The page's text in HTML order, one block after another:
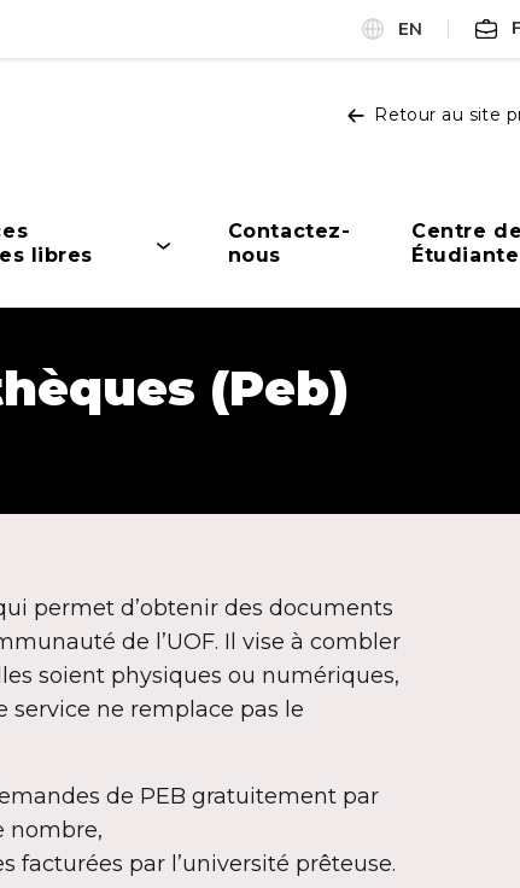
EN
Retour au site
libres
Contactez-
nous
Centre
Étudiante
(Peb)
permet d’obtenir des documents
de l’UOF. Il vise à combler
soient physiques ou numériques,
service ne remplace pas le
de PEB gratuitement par
nombre,
facturées par l’université prêteuse.